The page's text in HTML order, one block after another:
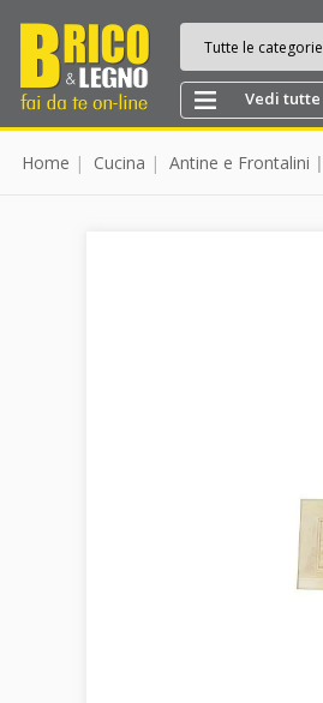
Tutte le categorie
Vedi tutte
Home Cucina Antine e Frontalini